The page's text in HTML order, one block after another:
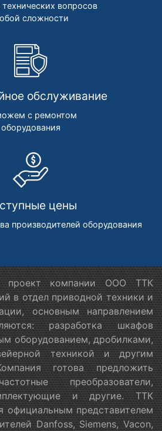
вопросов
сложности
обслуживание
с ремонтом
оборудования
цены
производителей оборудования
проект компании ООО ТТК
в отдел приводной техники и
основным направлением
разработка шкафов
оборудованием, дробилками,
техникой и другим
готова предложить
преобразователи,
и другие. ТТК
официальным представителем
Danfoss, Siemens, Vacon,